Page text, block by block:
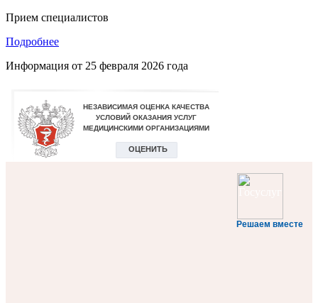
Прием специалистов
Подробнее
Информация от 25 февраля 2026 года
Решаем вместе